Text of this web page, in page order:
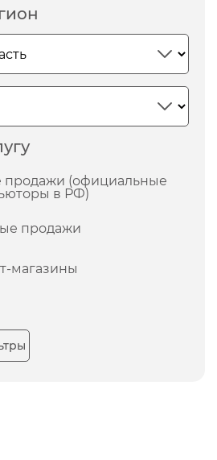
продажи (официальные
в РФ)
продажи
магазины